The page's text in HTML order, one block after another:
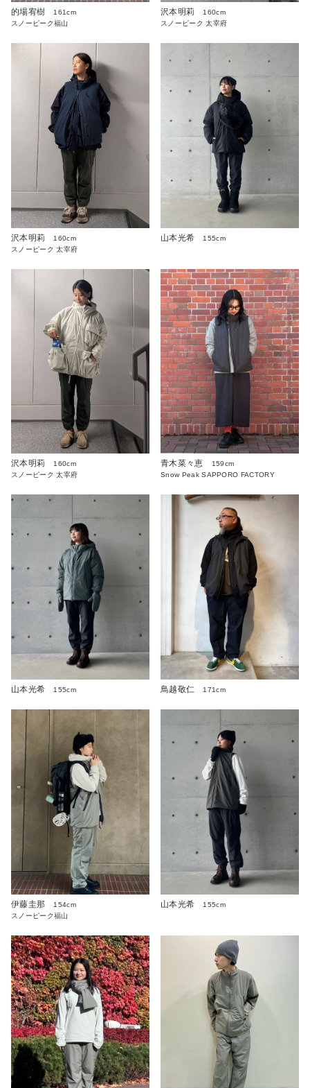
的場宥樹
161cm
スノーピーク福山
沢本明莉
160cm
スノーピーク 太宰府
沢本明莉
160cm
スノーピーク 太宰府
山本光希 155cm
沢本明莉
160cm
スノーピーク 太宰府
青木菜々恵
159cm
Snow Peak SAPPORO FACTORY
山本光希 155cm 鳥越敬仁 171cm
伊藤圭那
154cm
スノーピーク福山
山本光希 155cm